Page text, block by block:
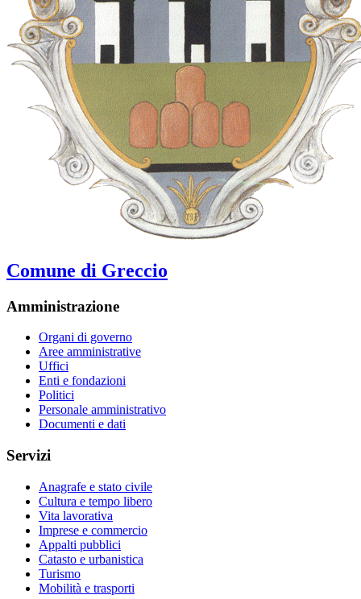
Comune di Greccio
Amministrazione
Organi di governo
Aree amministrative
Uffici
Enti e fondazioni
Politici
Personale amministrativo
Documenti e dati
Servizi
Anagrafe e stato civile
Cultura e tempo libero
Vita lavorativa
Imprese e commercio
Appalti pubblici
Catasto e urbanistica
Turismo
Mobilità e trasporti